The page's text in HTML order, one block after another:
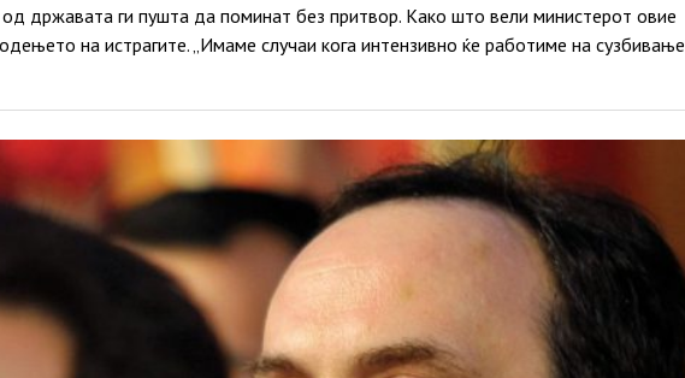
државата ги пушта да поминат без притвор. Како што вели министерот овие
на истрагите. „Имаме случаи кога интензивно ќе работиме на сузбивање